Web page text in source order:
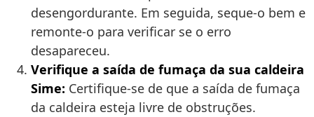
desengordurante. Em seguida, seque-o bem e
remonte-o para verificar se o erro
desapareceu.
Verifique a saída de fumaça da sua caldeira
Sime: Certifique-se de que a saída de fumaça
da caldeira esteja livre de obstruções.